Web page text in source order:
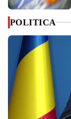
POLITICA